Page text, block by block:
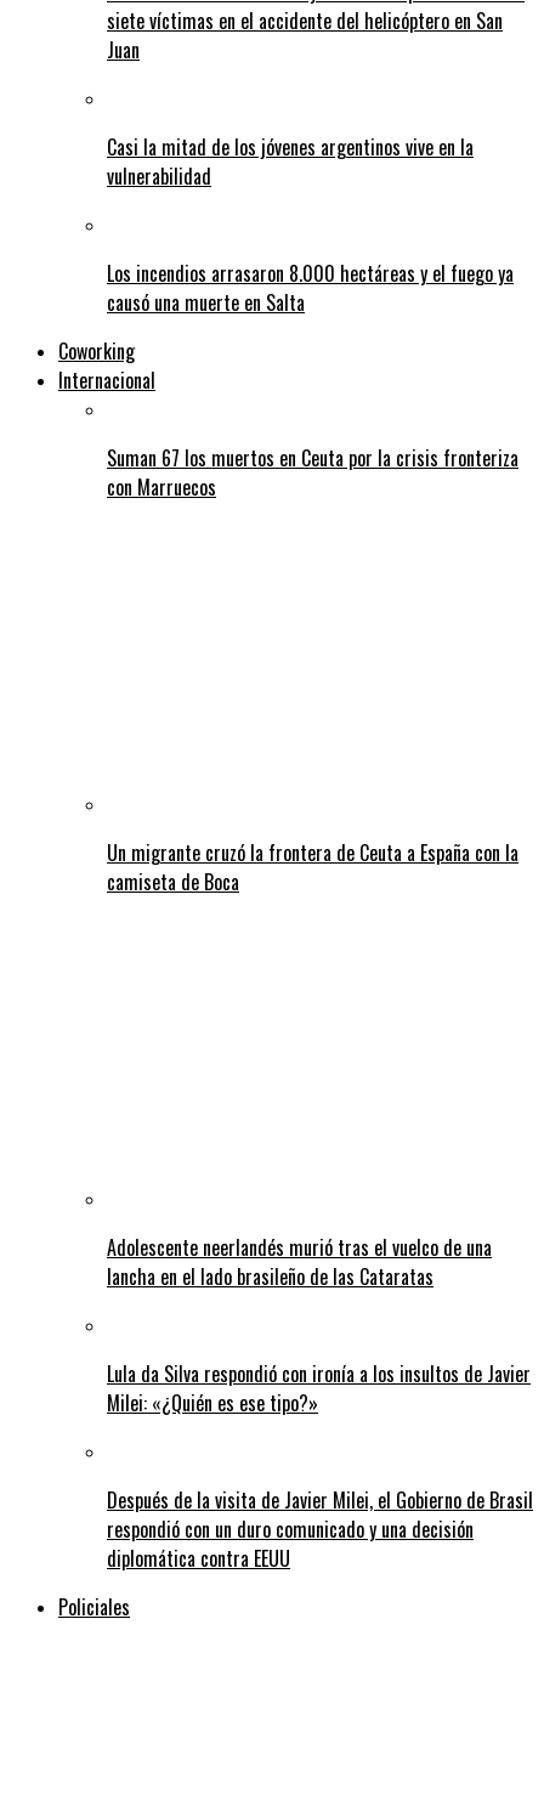
siete víctimas en el accidente del helicóptero en San
Juan
Casi la mitad de los jóvenes argentinos vive en la
vulnerabilidad
Los incendios arrasaron 8.000 hectáreas y el fuego ya
causó una muerte en Salta
Coworking
Internacional
Suman 67 los muertos en Ceuta por la crisis fronteriza
con Marruecos
Un migrante cruzó la frontera de Ceuta a España con la
camiseta de Boca
Adolescente neerlandés murió tras el vuelco de una
lancha en el lado brasileño de las Cataratas
Lula da Silva respondió con ironía a los insultos de Javier
Milei: «¿Quién es ese tipo?»
Después de la visita de Javier Milei, el Gobierno de Brasil
respondió con un duro comunicado y una decisión
diplomática contra EEUU
Policiales